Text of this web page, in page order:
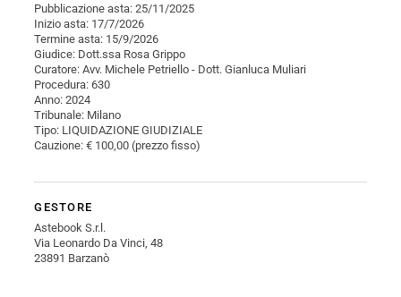
Pubblicazione asta: 25/11/2025
Inizio asta: 17/7/2026
Termine asta: 15/9/2026
Giudice: Dott.ssa Rosa Grippo
Curatore: Avv. Michele Petriello - Dott. Gianluca Muliari
Procedura: 630
Anno: 2024
Tribunale: Milano
Tipo: LIQUIDAZIONE GIUDIZIALE
Cauzione: € 100,00 (prezzo fisso)
GESTORE
Astebook S.r.l.
Via Leonardo Da Vinci, 48
23891 Barzanò